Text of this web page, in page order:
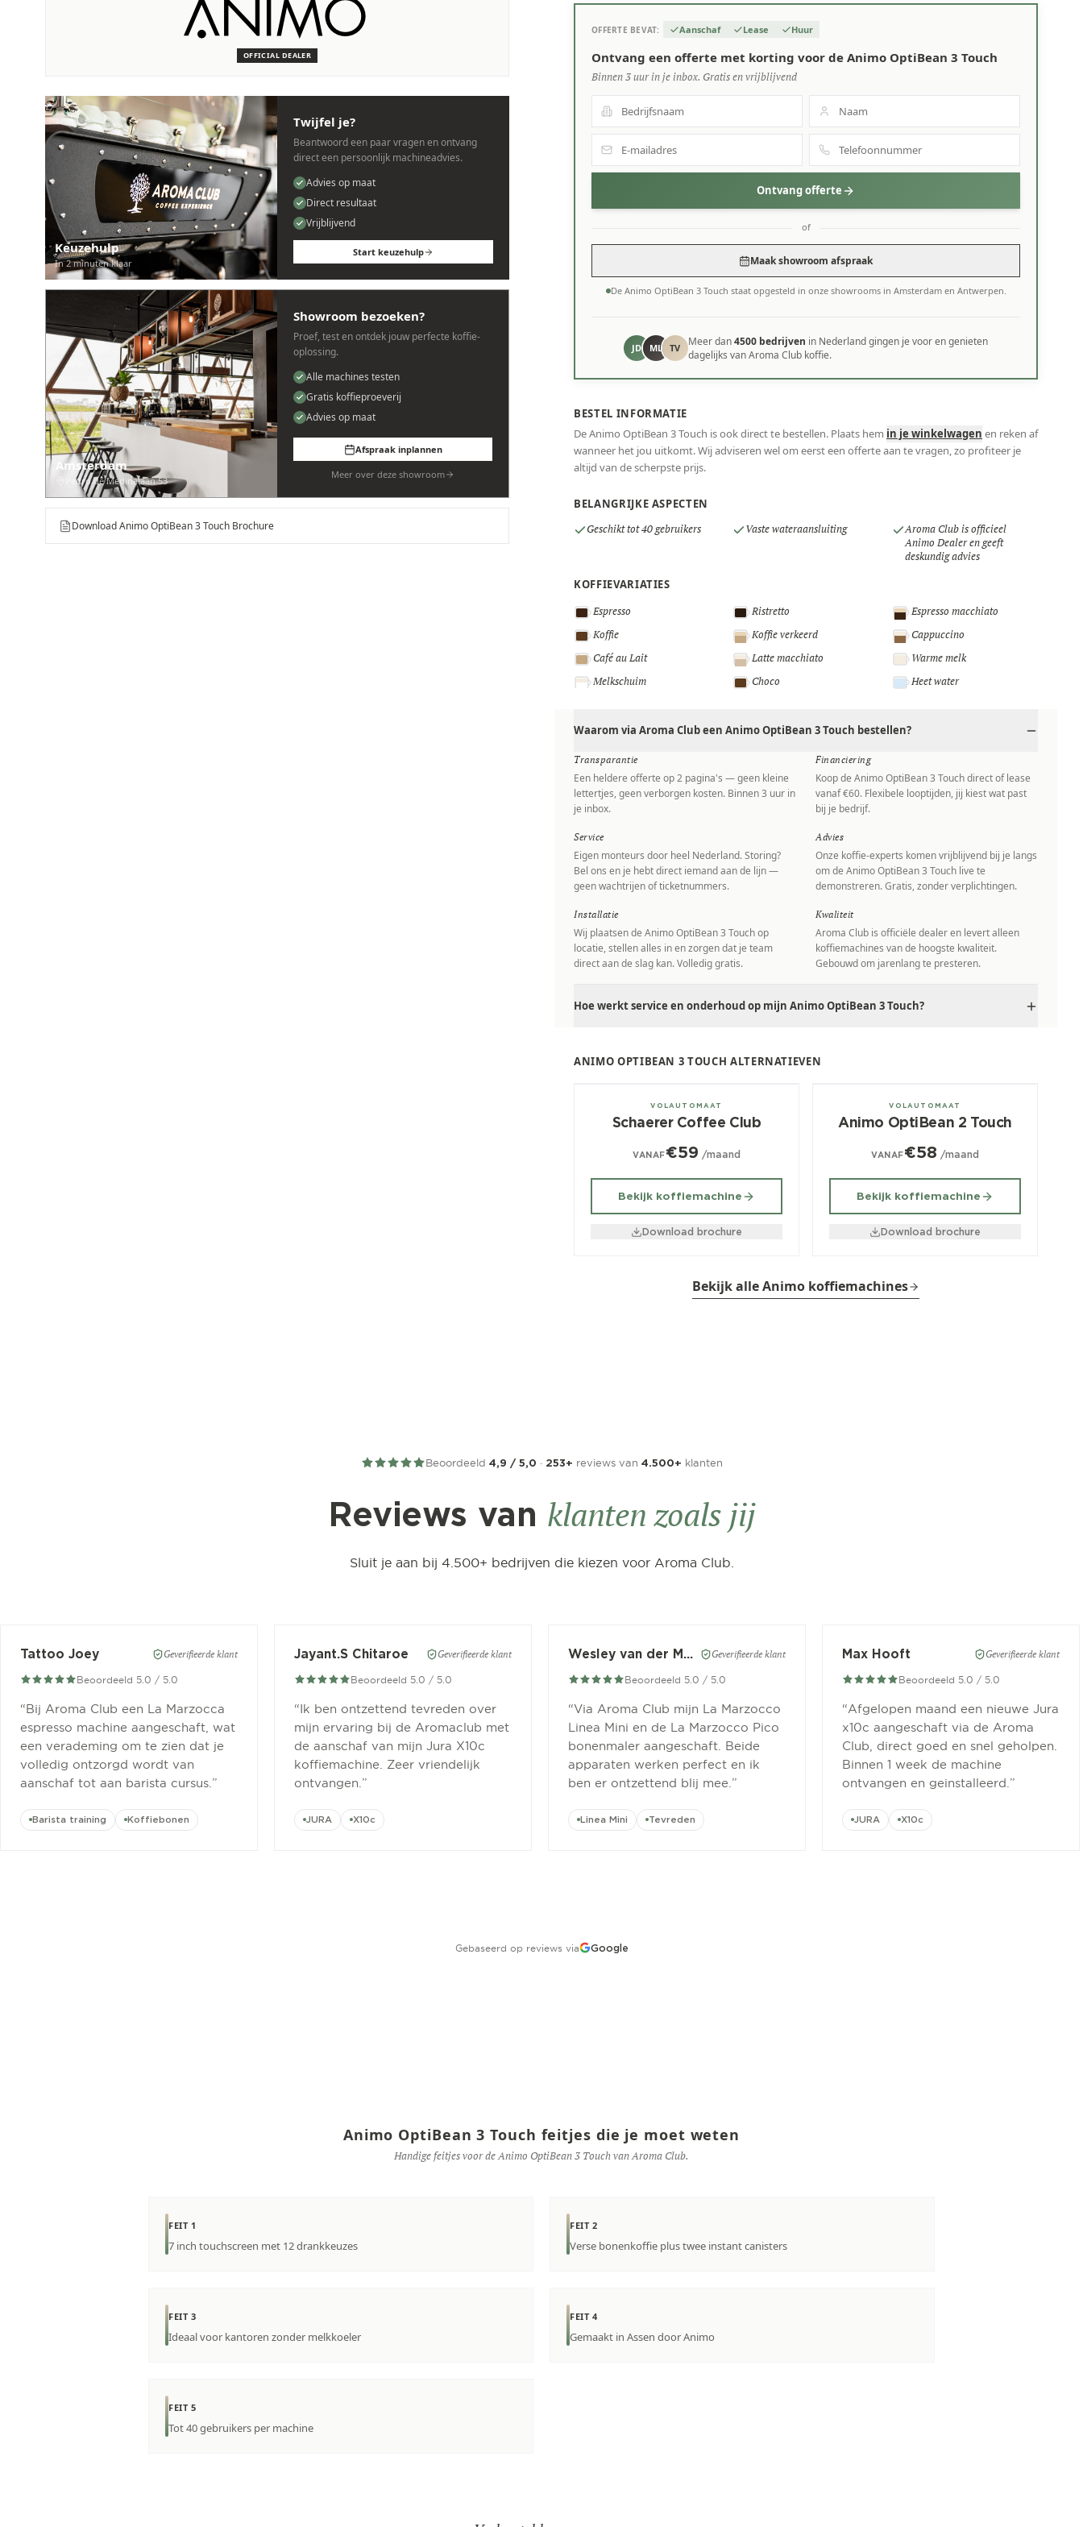
OFFICIAL DEALER
Wij staan voor je klaar
Keuzehulp
In 2 minuten klaar
Twijfel je?
Beantwoord een paar vragen en ontvang
direct een persoonlijk machineadvies.
Advies op maat
Direct resultaat
Vrijblijvend
Start keuzehulp
Amsterdam
Pedro de Medinalaan 53
Showroom bezoeken?
Proef, test en ontdek jouw perfecte koffie-
oplossing.
Alle machines testen
Gratis koffieproeverij
Advies op maat
Afspraak inplannen
Meer over deze showroom
Download Animo OptiBean 3 Touch Brochure
OFFERTE BEVAT: Aanschaf Lease Huur
Ontvang een offerte met korting voor de Animo OptiBean 3 Touch
Binnen 3 uur in je inbox. Gratis en vrijblijvend
Ontvang offerte
of
Maak showroom afspraak
De Animo OptiBean 3 Touch staat opgesteld in onze showrooms in Amsterdam en Antwerpen.
JD ML TV Meer dan4500 bedrijven in Nederland gingen je voor en genieten
dagelijks van Aroma Club koffie.
BESTEL INFORMATIE
De Animo OptiBean 3 Touch is ook direct te bestellen. Plaats hem in je winkelwagen en reken af
wanneer het jou uitkomt. Wij adviseren wel om eerst een offerte aan te vragen, zo profiteer je
altijd van de scherpste prijs.
BELANGRIJKE ASPECTEN
Geschikt tot 40 gebruikers
Vaste wateraansluiting
Aroma Club is officieel
Animo Dealer en geeft
deskundig advies
KOFFIEVARIATIES
Espresso
Ristretto
Espresso macchiato
Koffie
Koffie verkeerd
Cappuccino
Café au Lait
Latte macchiato
Warme melk
Melkschuim
Choco Heet water
Waarom via Aroma Club een Animo OptiBean 3 Touch bestellen?
Transparantie
Een heldere offerte op 2 pagina's — geen kleine
lettertjes, geen verborgen kosten. Binnen 3 uur in
je inbox.
Financiering
Koop de Animo OptiBean 3 Touch direct of lease
vanaf €60. Flexibele looptijden, jij kiest wat past
bij je bedrijf.
Service
Eigen monteurs door heel Nederland. Storing?
Bel ons en je hebt direct iemand aan de lijn —
geen wachtrijen of ticketnummers.
Advies
Onze koffie-experts komen vrijblijvend bij je langs
om de Animo OptiBean 3 Touch live te
demonstreren. Gratis, zonder verplichtingen.
Installatie
Wij plaatsen de Animo OptiBean 3 Touch op
locatie, stellen alles in en zorgen dat je team
direct aan de slag kan. Volledig gratis.
Kwaliteit
Aroma Club is officiële dealer en levert alleen
koffiemachines van de hoogste kwaliteit.
Gebouwd om jarenlang te presteren.
Hoe werkt service en onderhoud op mijn Animo OptiBean 3 Touch?
ANIMO OPTIBEAN 3 TOUCH ALTERNATIEVEN
± 100/dagVOLAUTOMAAT
Schaerer Coffee Club
VANAF€59 /maand
Bekijk koffiemachine
Download brochure
VOLAUTOMAAT
Animo OptiBean 2 Touch
VANAF€58 /maand
Bekijk koffiemachine
Download brochure
Bekijk alle Animo koffiemachines
Beoordeeld 4,9 / 5,0 · 253+ reviews van 4.500+ klanten
Reviews van klanten zoals jij
Sluit je aan bij 4.500+ bedrijven die kiezen voor Aroma Club.
Tattoo Joey Geverifieerde klant
Beoordeeld 5.0 / 5.0
“Bij Aroma Club een La Marzocca
espresso machine aangeschaft, wat
een verademing om te zien dat je
volledig ontzorgd wordt van
aanschaf tot aan barista cursus. ”
Barista training Koffiebonen
Jayant.S Chitaroe Geverifieerde klant
Beoordeeld 5.0 / 5.0
“Ik ben ontzettend tevreden over
mijn ervaring bij de Aromaclub met
de aanschaf van mijn Jura X10c
koffiemachine. Zeer vriendelijk
ontvangen. ”
JURA X10c
Wesley van der Meer Geverifieerde klant
Beoordeeld 5.0 / 5.0
“Via Aroma Club mijn La Marzocco
Linea Mini en de La Marzocco Pico
bonenmaler aangeschaft. Beide
apparaten werken perfect en ik
ben er ontzettend blij mee. ”
Linea Mini Tevreden
Max Hooft Geverifieerde klant
Beoordeeld 5.0 / 5.0
“Afgelopen maand een nieuwe Jura
x10c aangeschaft via de Aroma
Club, direct goed en snel geholpen.
Binnen 1 week de machine
ontvangen en geinstalleerd. ”
JURA X10c
Gebaseerd op reviews via Google
Animo OptiBean 3 Touch feitjes die je moet weten
Handige feitjes voor de Animo OptiBean 3 Touch van Aroma Club.
FEIT 1
7 inch touchscreen met 12 drankkeuzes
FEIT 2
Verse bonenkoffie plus twee instant canisters
FEIT 3
Ideaal voor kantoren zonder melkkoeler
FEIT 4
Gemaakt in Assen door Animo
FEIT 5
Tot 40 gebruikers per machine